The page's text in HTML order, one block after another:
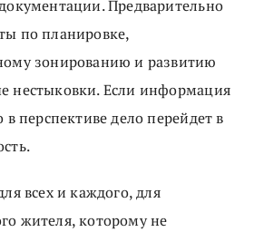
Предварительно
по планировке,
зонированию и развитию
нестыковки. Если информация
в перспективе дело перейдет в
всех и каждого, для
жителя, которому не